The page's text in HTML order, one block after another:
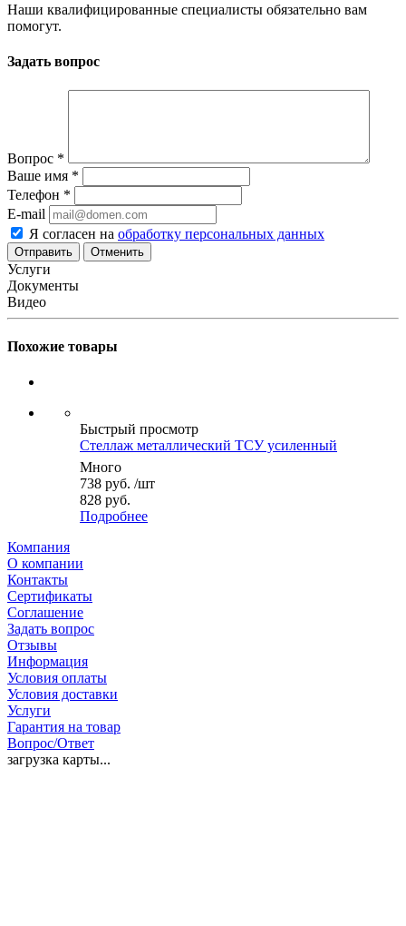
Наши квалифицированные специалисты обязательно вам
помогут.
Задать вопрос
Вопрос *
Ваше имя *
Телефон *
E-mail
Я согласен на обработку персональных данных
Отменить
Услуги
Документы
Видео
Похожие товары
Быстрый просмотр
Стеллаж металлический ТСУ усиленный
Много
738 руб. /шт
828 руб.
Подробнее
Компания
О компании
Контакты
Сертификаты
Соглашение
Задать вопрос
Отзывы
Информация
Условия оплаты
Условия доставки
Услуги
Гарантия на товар
Вопрос/Ответ
загрузка карты...